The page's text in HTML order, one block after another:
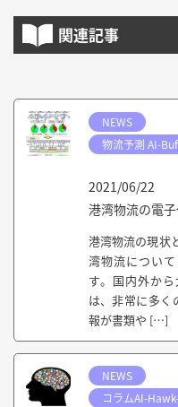
関連記事
NEWS
物流予測 AI-
2021/06/22
港湾物流の電
港湾物流の現状
湾物流につい
す。国内外か
は、非常に多く
報が書類や […]
NEWS
コラムAI-